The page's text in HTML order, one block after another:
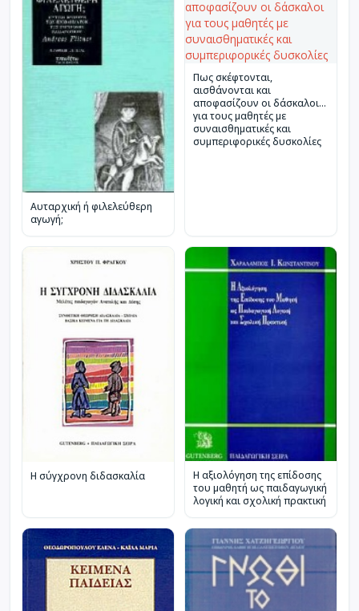
Αυταρχική ή φιλελεύθερη
αγωγή;
Πως σκέφτονται,
αισθάνονται και
αποφασίζουν οι δάσκαλοι
για τους μαθητές με
συναισθηματικές και
συμπεριφορικές δυσκολίες
Η σύγχρονη διδασκαλία
Η αξιολόγηση της επίδοσης
του μαθητή ως παιδαγωγική
λογική και σχολική πρακτική